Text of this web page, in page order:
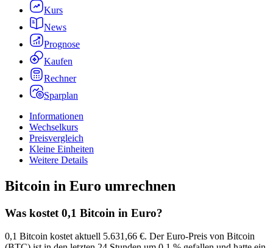
Kurs
News
Prognose
Kaufen
Rechner
Sparplan
Informationen
Wechselkurs
Preisvergleich
Kleine Einheiten
Weitere Details
Bitcoin in Euro umrechnen
Was kostet 0,1 Bitcoin in Euro?
0,1 Bitcoin kostet aktuell 5.631,66 €. DerEuro-Preis von Bitcoin